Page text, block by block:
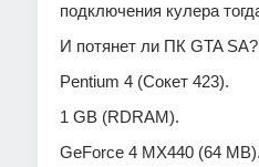
подключения кулера
И потянет ли ПК GTA SA?
Pentium 4 (Сокет 423).
1 GB (RDRAM).
GeForce 4 MX440 (64